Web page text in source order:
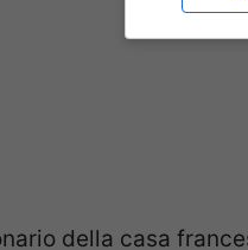
della casa